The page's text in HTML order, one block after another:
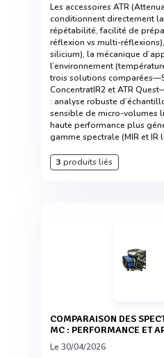
Les accessoires ATR
conditionnent directement
répétabilité, facilité de
réflexion vs multi-
silicium), la mécanique
l’environnement
trois solutions
ConcentratIR2 et ATR
: analyse robuste
sensible de micro-volumes
haute performance plus
gamme spectrale (MIR et IR
3 produits liés
COMPARAISON DES SPECTROMÈTRES VU90 ET VS70-
MC : PERFORMANCE ET
Le 30/04/2026